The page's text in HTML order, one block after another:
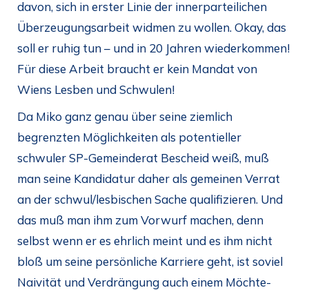
davon, sich in erster Linie der innerparteilichen
Überzeugungsarbeit widmen zu wollen. Okay, das
soll er ruhig tun – und in 20 Jahren wiederkommen!
Für diese Arbeit braucht er kein Mandat von
Wiens Lesben und Schwulen!
Da Miko ganz genau über seine ziemlich
begrenzten Möglichkeiten als potentieller
schwuler SP-Gemeinderat Bescheid weiß, muß
man seine Kandidatur daher als gemeinen Verrat
an der schwul/lesbischen Sache qualifizieren. Und
das muß man ihm zum Vorwurf machen, denn
selbst wenn er es ehrlich meint und es ihm nicht
bloß um seine persönliche Karriere geht, ist soviel
Naivität und Verdrängung auch einem Möchte-